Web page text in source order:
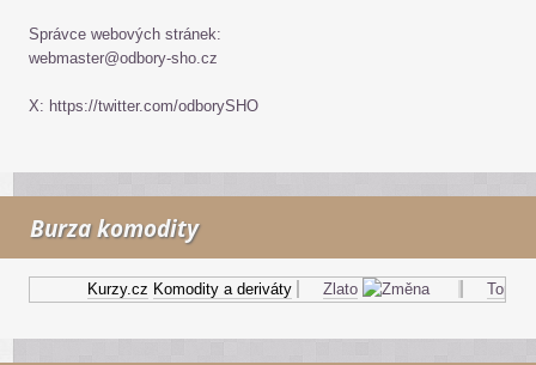
Správce webových stránek:
webmaster@odbory-sho.cz
X: https://twitter.com/odborySHO
Burza komodity
Kurzy.cz Komodity a deriváty Zlato Topný